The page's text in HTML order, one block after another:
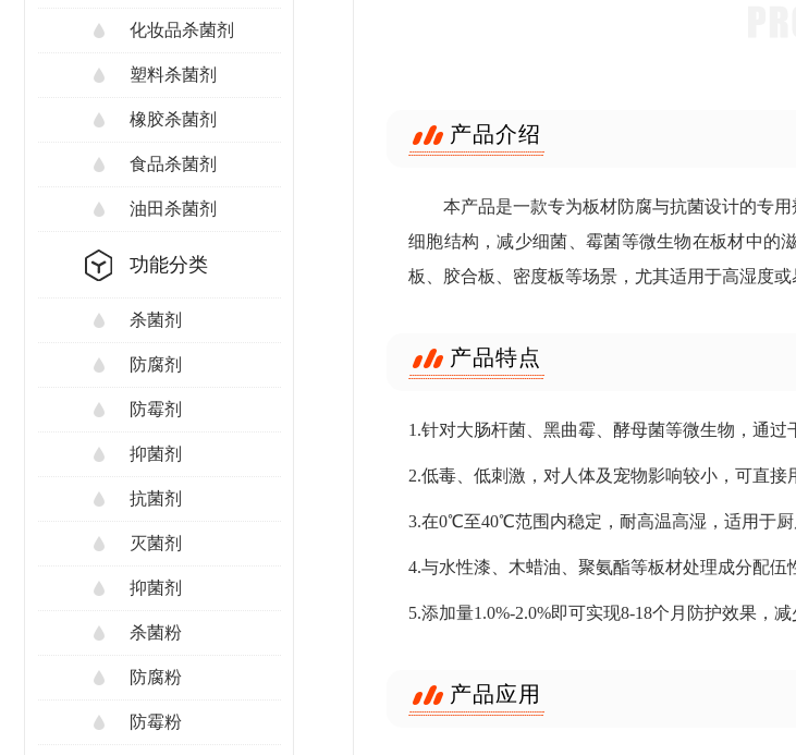
化妆品杀菌剂
塑料杀菌剂
橡胶杀菌剂
食品杀菌剂
油田杀菌剂
功能分类
杀菌剂
防腐剂
防霉剂
抑菌剂
抗菌剂
灭菌剂
抑菌剂
杀菌粉
防腐粉
防霉粉
产品介绍
本产品是一款专为板材防腐与抗菌设计的专
细胞结构，减少细菌、霉菌等微生物在板材中的
板、胶合板、密度板等场景，尤其适用于高湿度或
产品特点
1.针对大肠杆菌、黑曲霉、酵母菌等微生物，通
2.低毒、低刺激，对人体及宠物影响较小，可直接
3.在0℃至40℃范围内稳定，耐高温高湿，适用于厨
4.与水性漆、木蜡油、聚氨酯等板材处理成分配伍
5.添加量1.0%-2.0%即可实现8-18个月防护效果，减
产品应用